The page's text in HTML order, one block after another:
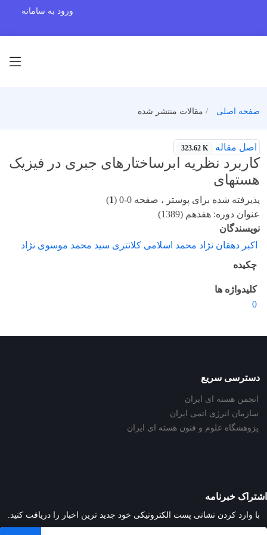
ورود به سامانه
صفحه اصلی مقالات منتشر شده
اصل مقاله 323.62 K
کاربرد نظریه ابرساختارهای جبری در فیزیک
هستهای
پذیرفته شده برای پوستر ، صفحه 0-0 ( 1
)
عنوان دوره: هفدهم (1389)
نویسندگان
اکبر دهقان نژاد محمد اسلامی کلانتری سید محمد موسوی نژاد
چکیده
کلیدواژه ها
0
دسترسی سریع
انجمن هسته ای ایران
سازمان انرژی اتمی ایران
پژوهشگاه علوم و فنون هسته ای ایران
اشتراک خبرنامه
با وارد کردن نشانی پست الکترونیکی خود جدید ترین اخبار را دریافت کنید.